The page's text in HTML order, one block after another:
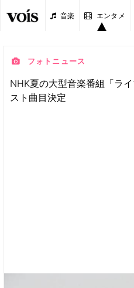
音楽 エンタメ
フォトニュース
NHK夏の大型音楽番組「ラ
スト曲目決定